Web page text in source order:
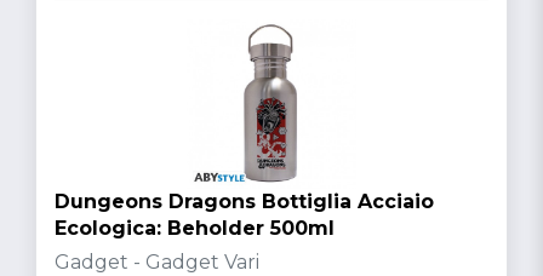
Dungeons Dragons Bottiglia Acciaio
Ecologica: Beholder 500ml
Gadget - Gadget Vari